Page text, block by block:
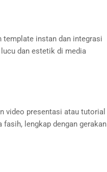
template instan dan integrasi
dan estetik di media
video presentasi atau tutorial
lengkap dengan gerakan